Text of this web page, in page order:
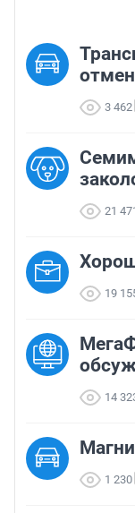
3 462
21
19
14
1 230